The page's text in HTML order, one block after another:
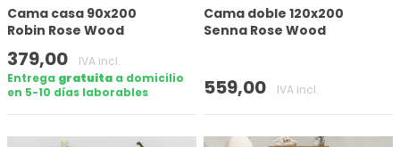
Aplicar filtro
Cama casa 90x200
Robin Rose Wood
379,00
IVA incl.
Entrega gratuita a domicilio
en 5-10 días laborables
Cama doble 120x200
Senna Rose Wood
559,00 IVA incl.